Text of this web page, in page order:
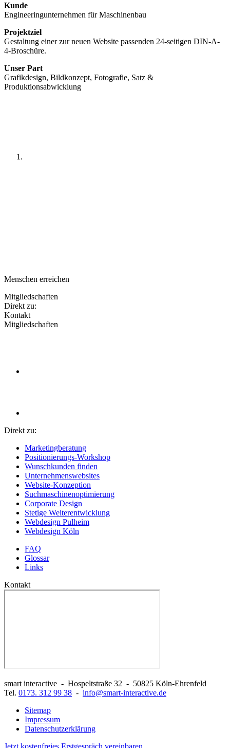
Kunde
Engineeringunternehmen für Maschinenbau
Projektziel
Gestaltung einer zur neuen Website passenden 24-seitigen DIN-A-
4-Broschüre.
Unser Part
Grafikdesign, Bildkonzept, Fotografie, Satz &
Produktionsabwicklung
Menschen erreichen
Mitgliedschaften
Direkt zu:
Kontakt
Mitgliedschaften
Direkt zu:
Marketingberatung
Positionierungs-Workshop
Wunschkunden finden
Unternehmenswebsites
Website-Konzeption
Suchmaschinenoptimierung
Corporate Design
Stetige Weiterentwicklung
Webdesign Pulheim
Webdesign Köln
FAQ
Glossar
Links
Kontakt
smart interactive - Hospeltstraße 32 - 50825 Köln-Ehrenfeld
Tel. 0173. 312 99 38 - info@smart-interactive.de
Sitemap
Impressum
Datenschutzerklärung
Jetzt kostenfreies Erstgespräch vereinbaren